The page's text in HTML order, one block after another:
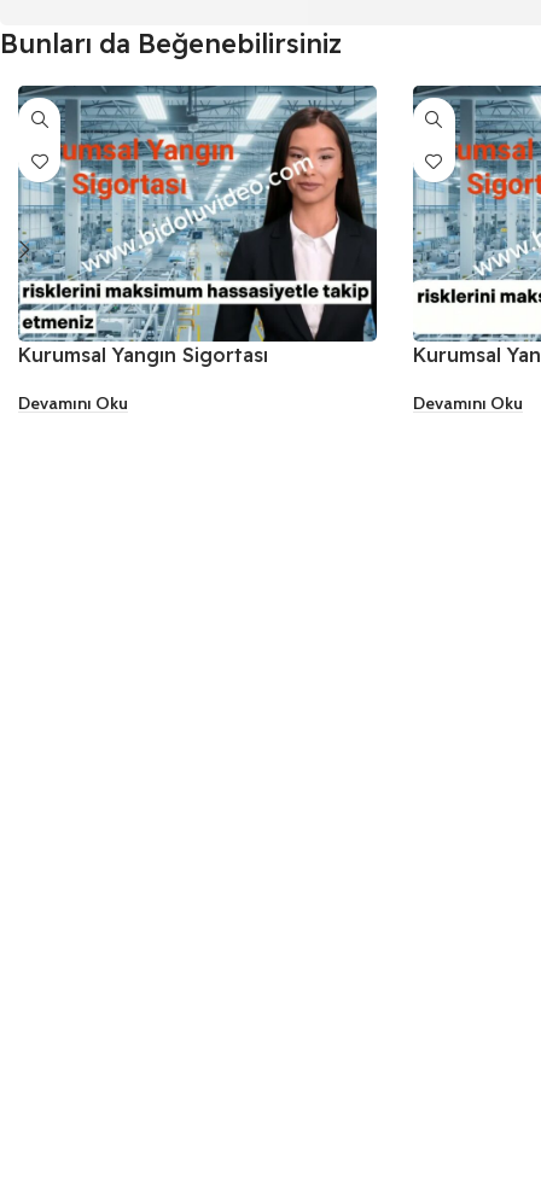
Bunları da Beğenebilirsiniz
Kurumsal Yangın Sigortası
Devamını Oku
Kurumsal
Devamını Oku